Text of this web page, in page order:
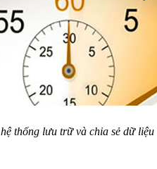
hệ thống lưu trữ và chia sẻ dữ liệu